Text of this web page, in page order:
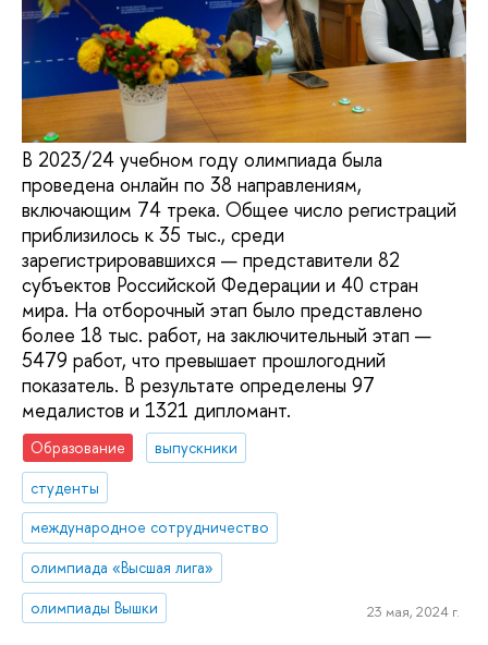
В 2023/24 учебном году олимпиада была
проведена онлайн по 38 направлениям,
включающим 74 трека. Общее число регистраций
приблизилось к 35 тыс., среди
зарегистрировавшихся — представители 82
субъектов Российской Федерации и 40 стран
мира. На отборочный этап было представлено
более 18 тыс. работ, на заключительный этап —
5479 работ, что превышает прошлогодний
показатель. В результате определены 97
медалистов и 1321 дипломант.
Образование
выпускники
студенты
международное сотрудничество
олимпиада «Высшая лига»
олимпиады Вышки
23 мая, 2024 г.